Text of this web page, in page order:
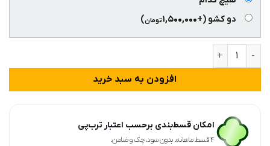
دو کشو (+۱,۵۰۰,۰۰۰تومان)
میز کانتر منشی مدل اطلس عدد
افزودن به سبد خرید
امکان قسط‌بندی برحسب اعتبار ترب‌پی
۴ قسط ماهانه. بدون سود، چک و ضامن.